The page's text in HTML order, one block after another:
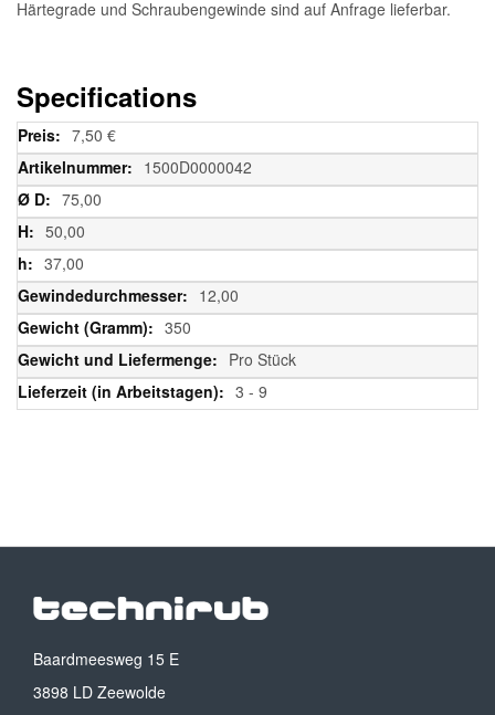
Härtegrade und Schraubengewinde sind auf Anfrage lieferbar.
Specifications
Weitere
Informationen
7,50 €
1500D0000042
75,00
50,00
37,00
12,00
350
Pro Stück
3 - 9
Baardmeesweg 15 E
3898 LD Zeewolde